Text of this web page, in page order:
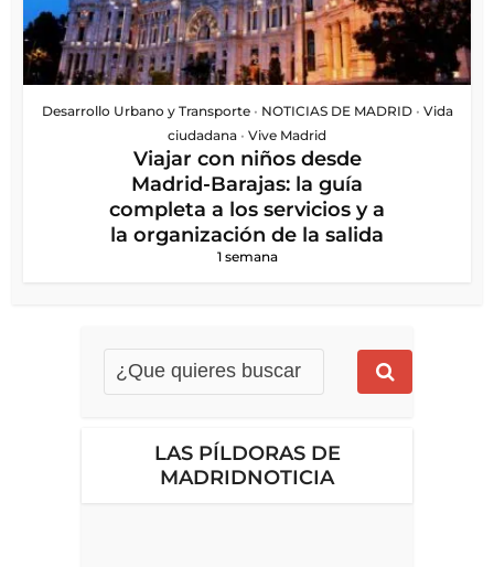
Desarrollo Urbano y Transporte • NOTICIAS DE MADRID • Vida
ciudadana • Vive Madrid
Viajar con niños desde
Madrid-Barajas: la guía
completa a los servicios y a
la organización de la salida
1 semana
LAS PÍLDORAS DE
MADRIDNOTICIA